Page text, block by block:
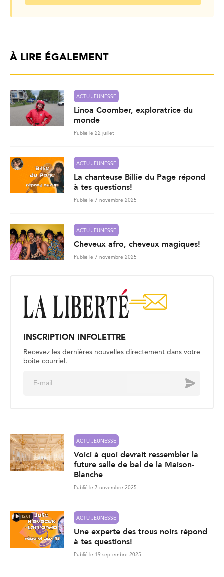
À LIRE ÉGALEMENT
ACTU JEUNESSE
Linoa Coomber, exploratrice du
monde
Publié le 22 juillet
ACTU JEUNESSE
La chanteuse Billie du Page répond
à tes questions!
Publié le 7 novembre 2025
ACTU JEUNESSE
Cheveux afro, cheveux magiques!
Publié le 7 novembre 2025
INSCRIPTION INFOLETTRE
Recevez les dernières nouvelles directement dans votre
boite courriel.
Envoyer
ACTU JEUNESSE
Voici à quoi devrait ressembler la
future salle de bal de la Maison-
Blanche
Publié le 7 novembre 2025
12:01 ACTU JEUNESSE
Une experte des trous noirs répond
à tes questions!
Publié le 19 septembre 2025